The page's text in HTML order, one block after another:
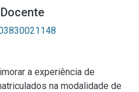
a experiência de
na modalidade de